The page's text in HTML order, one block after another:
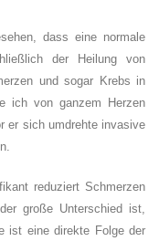
dass eine normale
der Heilung von
und sogar Krebs in
ich von ganzem Herzen
er sich umdrehte invasive
reduziert Schmerzen
große Unterschied ist,
ist eine direkte Folge der